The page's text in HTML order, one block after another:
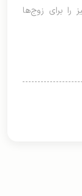
را برای زوج‌ها